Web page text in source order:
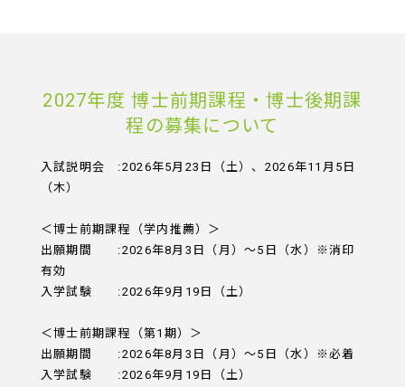
2027年度 博士前期課程・博士後期課
程の募集について
入試説明会 :2026年5月23日（土）、2026年11月5日
（木）
＜博士前期課程（学内推薦）＞
出願期間 :2026年8月3日（月）～5日（水）※消印
有効
入学試験 :2026年9月19日（土）
＜博士前期課程（第1期）＞
出願期間 :2026年8月3日（月）～5日（水）※必着
入学試験 :2026年9月19日（土）